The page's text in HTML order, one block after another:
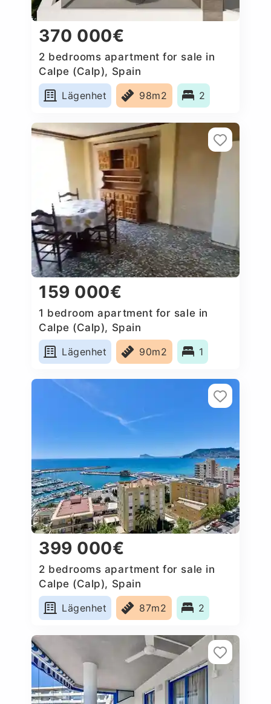
370 000€
2 bedrooms apartment for sale in
Calpe (Calp), Spain
Lägenhet
98m2 2
159 000€
1 bedroom apartment for sale in
Calpe (Calp), Spain
Lägenhet
90m2 1
399 000€
2 bedrooms apartment for sale in
Calpe (Calp), Spain
Lägenhet
87m2 2